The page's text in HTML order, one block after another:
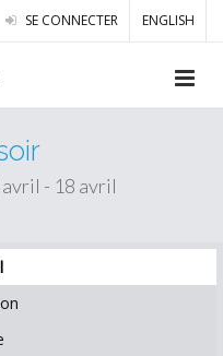
SE CONNECTER ENGLISH
avril - 18 avril